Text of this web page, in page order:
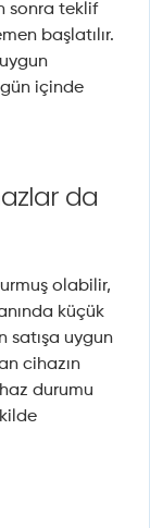
sonra teklif
başlatılır.
gün içinde
da
olabilir,
küçük
satışa uygun
cihazın
durumu